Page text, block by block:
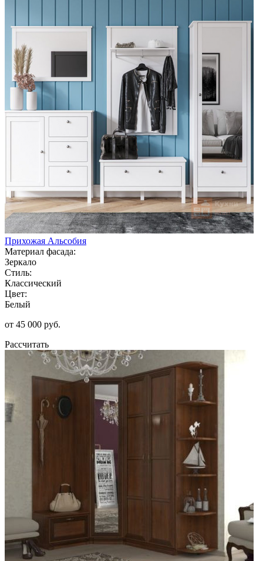
Прихожая Альсобия
Материал фасада:
Зеркало
Стиль:
Классический
Цвет:
Белый
от 45 000 руб.
Рассчитать